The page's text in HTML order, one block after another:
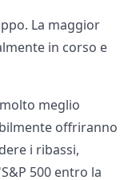
La maggior
in corso e
meglio
offriranno
i ribassi,
500 entro la